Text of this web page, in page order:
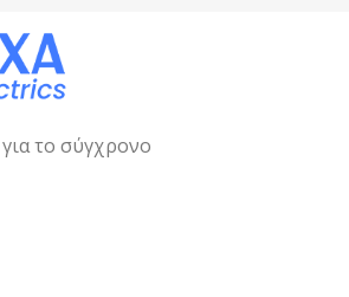
το σύγχρονο